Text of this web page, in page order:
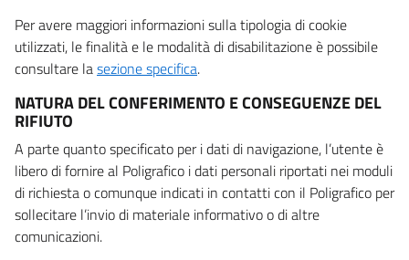
Per avere maggiori informazioni sulla tipologia di cookie
utilizzati, le finalità e le modalità di disabilitazione è possibile
consultare lasezione specifica.
NATURA DEL CONFERIMENTO E CONSEGUENZE DEL
RIFIUTO
A parte quanto specificato per i dati di navigazione, l’utente è
libero di fornire al Poligrafico i dati personali riportati nei moduli
di richiesta o comunque indicati in contatti con il Poligrafico per
sollecitare l’invio di materiale informativo o di altre
comunicazioni.